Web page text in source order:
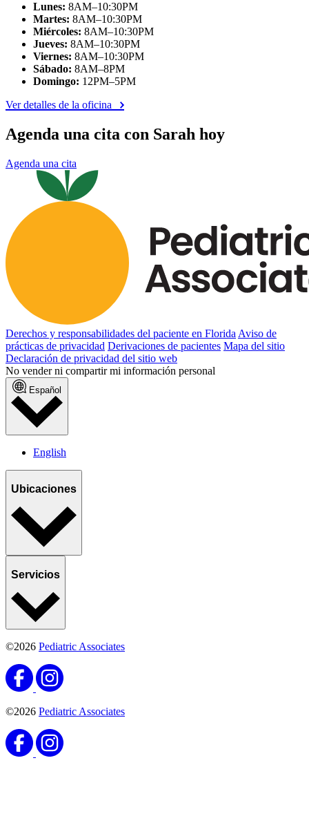
Lunes: 8AM–10:30PM
Martes: 8AM–10:30PM
Miércoles: 8AM–10:30PM
Jueves: 8AM–10:30PM
Viernes: 8AM–10:30PM
Sábado: 8AM–8PM
Domingo: 12PM–5PM
Ver detalles de la oficina
Agenda una cita con Sarah hoy
Agenda una cita
Derechos y responsabilidades del paciente en Florida Aviso de
prácticas de privacidad Derivaciones de pacientes Mapa del sitio
Declaración de privacidad del sitio web
No vender ni compartir mi información personal
Español
English
Ubicaciones
Servicios
©2026 Pediatric Associates
©2026 Pediatric Associates